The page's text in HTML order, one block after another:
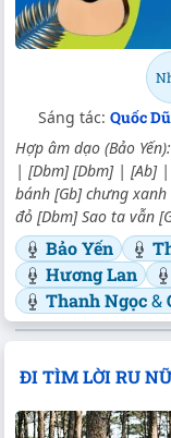
Sáng tác: Quốc
Hợp âm dạo (Bảo
| [Dbm] [Dbm] | [Ab]
bánh [Gb] chưng
đỏ [Dbm] Sao ta vẫn
Bảo Yến
Hương Lan
Thanh Ngọc&
ĐI TÌM LỜI RU